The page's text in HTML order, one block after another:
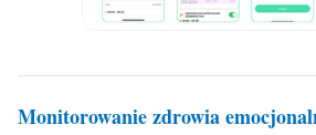
Monitorowanie zdrowia